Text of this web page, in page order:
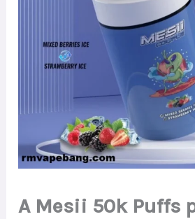
A Mesii 50k Puffs